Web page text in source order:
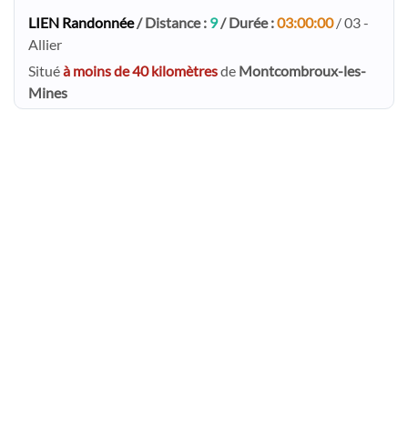
LIEN Randonnée/ Distance : 9/ Durée :03:00:00/ 03 -
Allier
Situéà moins de 40 kilomètresde Montcombroux-les-
Mines